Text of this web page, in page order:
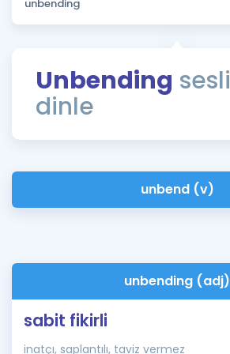
Puan Hesaplama
ÖSYM Sınav Takvimi
Kampanyalar
İngilizce Gramer
Unbending sesli
dinle
unbend (v)
unbending (adj)
sabit fikirli
inatçı, saplantılı, taviz vermez